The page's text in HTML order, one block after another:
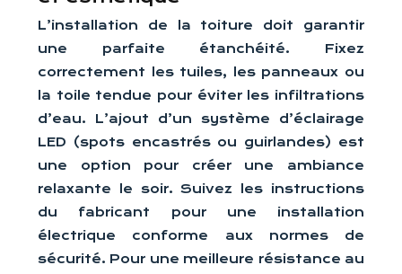
L’installation de la toiture doit garantir
une parfaite étanchéité. Fixez
correctement les tuiles, les panneaux ou
la toile tendue pour éviter les infiltrations
d’eau. L’ajout d’un système d’éclairage
LED (spots encastrés ou guirlandes) est
une option pour créer une ambiance
relaxante le soir. Suivez les instructions
du fabricant pour une installation
électrique conforme aux normes de
sécurité. Pour une meilleure résistance au